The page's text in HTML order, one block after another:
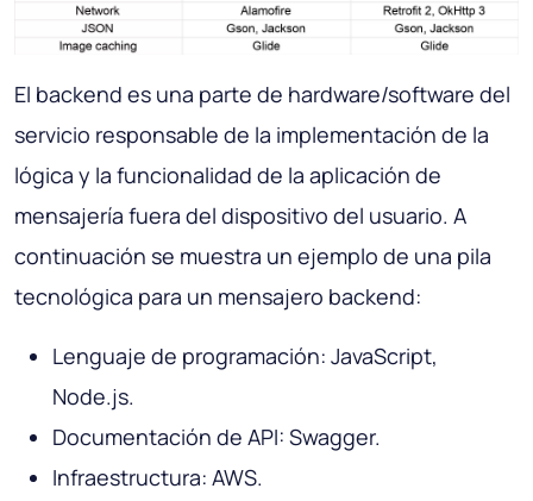
El backend es una parte de hardware/software del
servicio responsable de la implementación de la
lógica y la funcionalidad de la aplicación de
mensajería fuera del dispositivo del usuario. A
continuación se muestra un ejemplo de una pila
tecnológica para un mensajero backend:
Lenguaje de programación: JavaScript,
Node.js.
Documentación de API: Swagger.
Infraestructura: AWS.